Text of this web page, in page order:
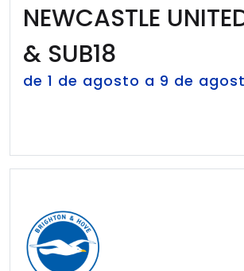
NEWCASTLE
& SUB18
de 1 de agosto a 9 de